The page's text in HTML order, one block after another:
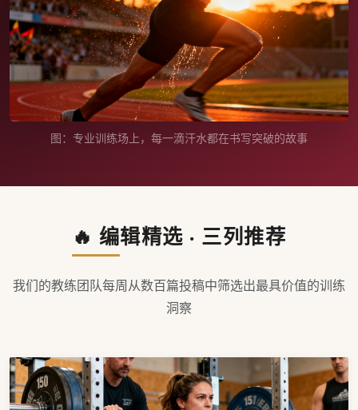
图：专业训练场上，每一滴汗水都在书写突破的故事
🔥 编辑精选 · 三列推荐
我们的教练团队每周从数百篇投稿中筛选出最具价值的训练
洞察